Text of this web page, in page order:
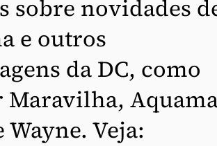
sobre novidades
e outros
da DC, como
Maravilha,
Wayne. Veja: